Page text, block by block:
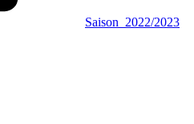
Saison_2022/2023